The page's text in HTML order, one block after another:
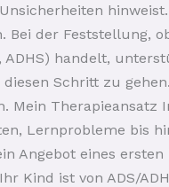
der Feststellung,
handelt,
Schritt zu
Mein Therapieansatz
Lernprobleme bis
Angebot eines
Kind ist von ADS/